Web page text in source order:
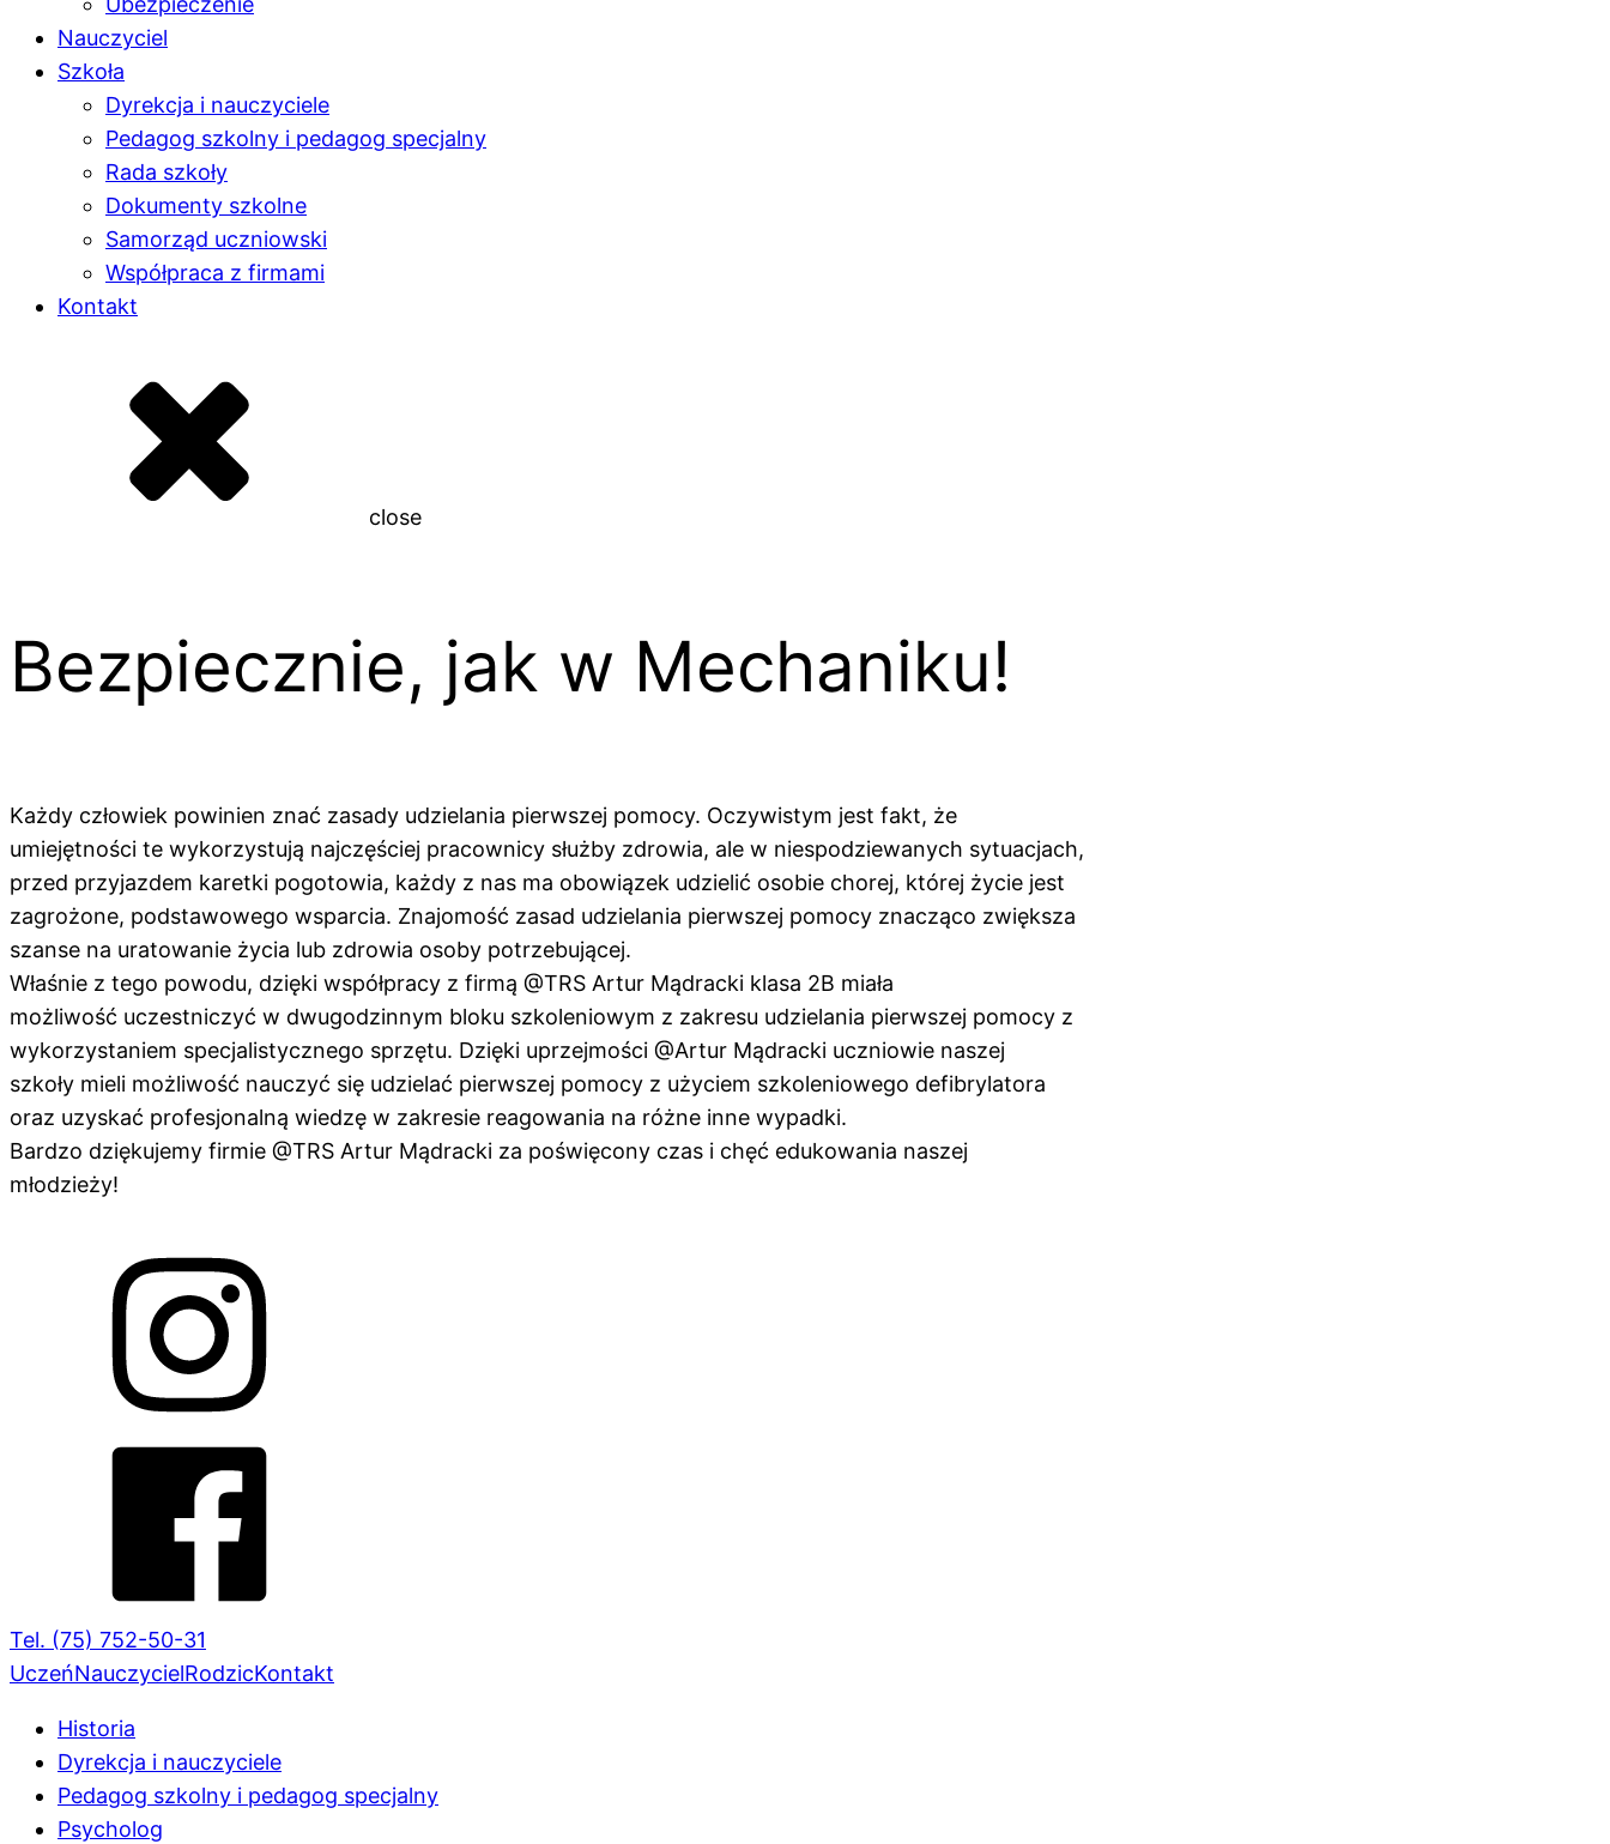
Nauczyciel
Szkoła
Dyrekcja i nauczyciele
Pedagog szkolny i pedagog specjalny
Rada szkoły
Dokumenty szkolne
Samorząd uczniowski
Współpraca z firmami
Kontakt
close
Bezpiecznie, jak w Mechaniku!
Każdy człowiek powinien znać zasady udzielania pierwszej pomocy. Oczywistym jest fakt, że
umiejętności te wykorzystują najczęściej pracownicy służby zdrowia, ale w niespodziewanych sytuacjach,
przed przyjazdem karetki pogotowia, każdy z nas ma obowiązek udzielić osobie chorej, której życie jest
zagrożone, podstawowego wsparcia. Znajomość zasad udzielania pierwszej pomocy znacząco zwiększa
szanse na uratowanie życia lub zdrowia osoby potrzebującej.
Właśnie z tego powodu, dzięki współpracy z firmą @TRS Artur Mądracki klasa 2B miała
możliwość uczestniczyć w dwugodzinnym bloku szkoleniowym z zakresu udzielania pierwszej pomocy z
wykorzystaniem specjalistycznego sprzętu. Dzięki uprzejmości @Artur Mądracki uczniowie naszej
szkoły mieli możliwość nauczyć się udzielać pierwszej pomocy z użyciem szkoleniowego defibrylatora
oraz uzyskać profesjonalną wiedzę w zakresie reagowania na różne inne wypadki.
Bardzo dziękujemy firmie @TRS Artur Mądracki za poświęcony czas i chęć edukowania naszej
młodzieży!
Tel. (75) 752-50-31
UczeńNauczycielRodzicKontakt
Historia
Dyrekcja i nauczyciele
Pedagog szkolny i pedagog specjalny
Psycholog